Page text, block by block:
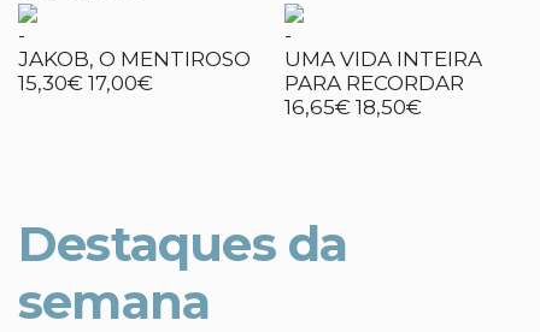
-
JAKOB, O MENTIROSO
15,30€ 17,00€
-
UMA VIDA INTEIRA
PARA RECORDAR
16,65€ 18,50€
Destaques da
semana